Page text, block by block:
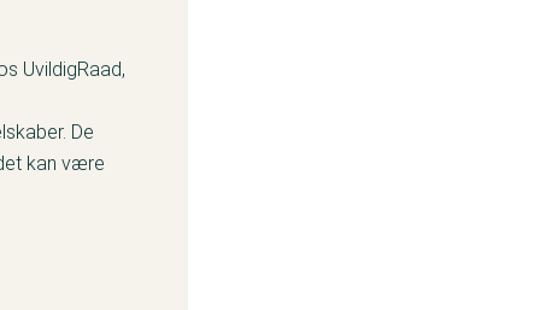
UvildigRaad,
De
kan være